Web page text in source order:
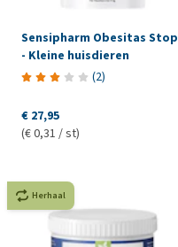
Sensipharm Obesitas Stop
- Kleine huisdieren
(2)
€ 27,95
(€ 0,31 / st)
Herhaal